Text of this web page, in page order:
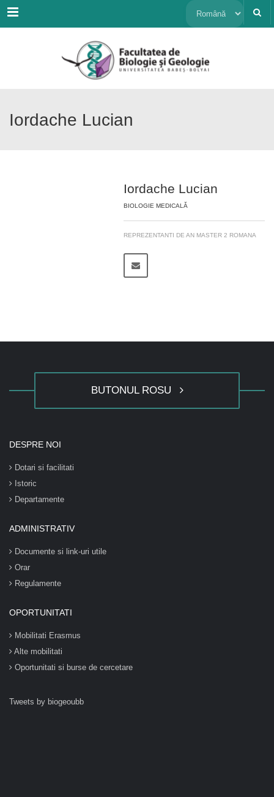
Menu Alege
limbă
Iordache Lucian
Iordache Lucian
BIOLOGIE MEDICALĂ
REPREZENTANTI DE AN MASTER 2 ROMANA
BUTONUL ROSU
DESPRE NOI
Dotari si facilitati
Istoric
Departamente
ADMINISTRATIV
Documente si link-uri utile
Orar
Regulamente
OPORTUNITATI
Mobilitati Erasmus
Alte mobilitati
Oportunitati si burse de cercetare
Tweets by biogeoubb